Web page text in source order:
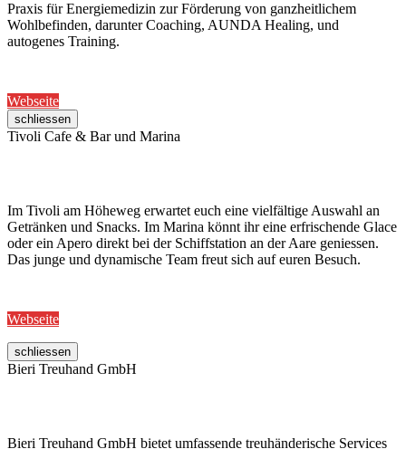
Praxis für Energiemedizin zur Förderung von ganzheitlichem
Wohlbefinden, darunter Coaching, AUNDA Healing, und
autogenes Training.
Webseite
schliessen
Tivoli Cafe & Bar und Marina
Im Tivoli am Höheweg erwartet euch eine vielfältige Auswahl an
Getränken und Snacks. Im Marina könnt ihr eine erfrischende Glace
oder ein Apero direkt bei der Schiffstation an der Aare geniessen.
Das junge und dynamische Team freut sich auf euren Besuch.
Webseite
schliessen
Bieri Treuhand GmbH
Bieri Treuhand GmbH bietet umfassende treuhänderische Services